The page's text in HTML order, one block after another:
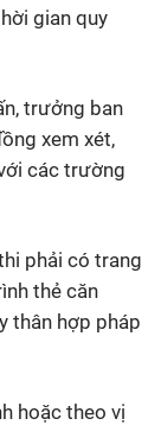
gian quy
trưởng ban
xem xét,
các trường
phải có trang
thẻ căn
thân hợp pháp
hoặc theo vị